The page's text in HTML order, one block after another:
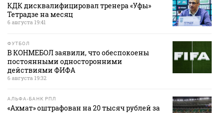
КДК дисквалифицировал тренера «Уфы»
Тетрадзе на месяц
6 августа 19:41
ФУТБОЛ
В КОНМЕБОЛ заявили, что обеспокоены
постоянными односторонними
действиями ФИФА
6 августа 19:32
АЛЬФА-БАНК РПЛ
«Ахмат» оштрафован на 20 тысяч рублей за